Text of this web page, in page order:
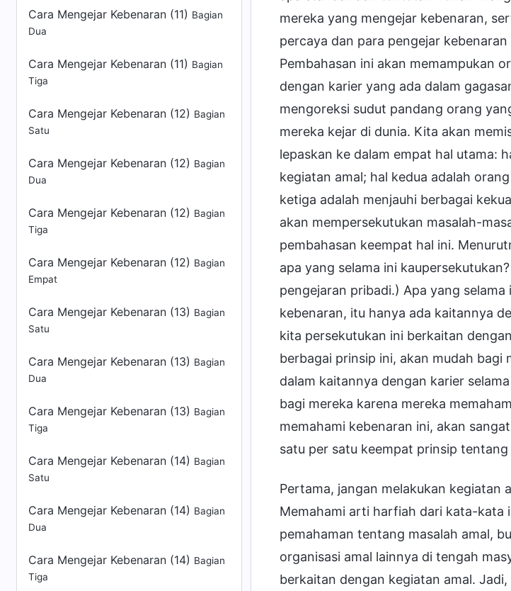
Cara Mengejar Kebenaran (11) Bagian
Dua
Cara Mengejar Kebenaran (11) Bagian
Tiga
Cara Mengejar Kebenaran (12) Bagian
Satu
Cara Mengejar Kebenaran (12) Bagian
Dua
Cara Mengejar Kebenaran (12) Bagian
Tiga
Cara Mengejar Kebenaran (12) Bagian
Empat
Cara Mengejar Kebenaran (13) Bagian
Satu
Cara Mengejar Kebenaran (13) Bagian
Dua
Cara Mengejar Kebenaran (13) Bagian
Tiga
Cara Mengejar Kebenaran (14) Bagian
Satu
Cara Mengejar Kebenaran (14) Bagian
Dua
Cara Mengejar Kebenaran (14) Bagian
Tiga
mereka yang mengejar kebenaran,
percaya dan para pengejar
Pembahasan ini akan memampukan
dengan karier yang ada dalam
mengoreksi sudut pandang orang
mereka kejar di dunia. Kita akan
lepaskan ke dalam empat hal utama:
kegiatan amal; hal kedua adalah
ketiga adalah menjauhi berbagai
akan mempersekutukan masalah-
pembahasan keempat hal ini.
apa yang selama ini
pengejaran pribadi.) Apa yang
kebenaran, itu hanya ada kaitannya
kita persekutukan ini berkaitan
berbagai prinsip ini, akan mudah bagi
dalam kaitannya dengan karier
bagi mereka karena mereka
memahami kebenaran ini, akan
satu per satu keempat prinsip
Pertama, jangan melakukan kegiatan
Memahami arti harfiah dari kata-kata
pemahaman tentang masalah amal,
organisasi amal lainnya di tengah
berkaitan dengan kegiatan amal.